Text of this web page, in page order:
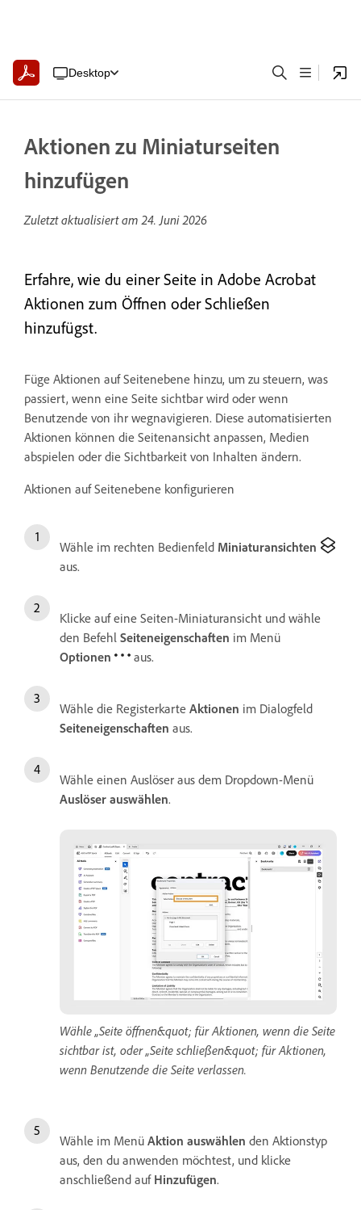
Desktop
Aktionen zu Miniaturseiten
hinzufügen
Zuletzt aktualisiert am24. Juni 2026
Erfahre, wie du einer Seite in Adobe Acrobat
Aktionen zum Öffnen oder Schließen
hinzufügst.
Füge Aktionen auf Seitenebene hinzu, um zu steuern, was
passiert, wenn eine Seite sichtbar wird oder wenn
Benutzende von ihr wegnavigieren. Diese automatisierten
Aktionen können die Seitenansicht anpassen, Medien
abspielen oder die Sichtbarkeit von Inhalten ändern.
Aktionen auf Seitenebene konfigurieren
Wähle im rechten Bedienfeld Miniaturansichten
aus.
Klicke auf eine Seiten-Miniaturansicht und wähle
den Befehl Seiteneigenschaften im Menü
Optionen
aus.
Wähle die Registerkarte Aktionen im Dialogfeld
Seiteneigenschaften aus.
Wähle einen Auslöser aus dem Dropdown-Menü
Auslöser auswählen.
Wähle „Seite öffnen&quot; für Aktionen, wenn die Seite
sichtbar ist, oder „Seite schließen&quot; für Aktionen,
wenn Benutzende die Seite verlassen.
Wähle im Menü Aktion auswählen den Aktionstyp
aus, den du anwenden möchtest, und klicke
anschließend auf Hinzufügen.